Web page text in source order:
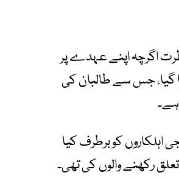
اگرچہ اپنے عہدے پر
گیا، جس سے طالبان کی
سے 4 ہزار سے زیادہ فوجی اہلکاروں کو برطرف کیا
رکھنے والوں کی تھی۔